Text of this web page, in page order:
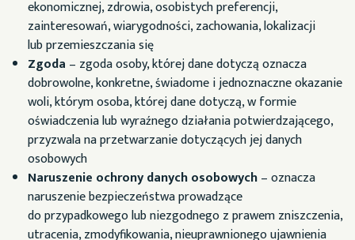
ekonomicznej, zdrowia, osobistych preferencji,
zainteresowań, wiarygodności, zachowania, lokalizacji
lub przemieszczania się
Zgoda – zgoda osoby, której dane dotyczą oznacza
dobrowolne, konkretne, świadome i jednoznaczne okazanie
woli, którym osoba, której dane dotyczą, w formie
oświadczenia lub wyraźnego działania potwierdzającego,
przyzwala na przetwarzanie dotyczących jej danych
osobowych
Naruszenie ochrony danych osobowych– oznacza
naruszenie bezpieczeństwa prowadzące
do przypadkowego lub niezgodnego z prawem zniszczenia,
utracenia, zmodyfikowania, nieuprawnionego ujawnienia